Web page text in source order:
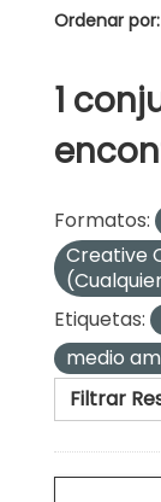
Ordenar por
1
Formatos:
Creative
Etiquetas:
medio
Filtrar